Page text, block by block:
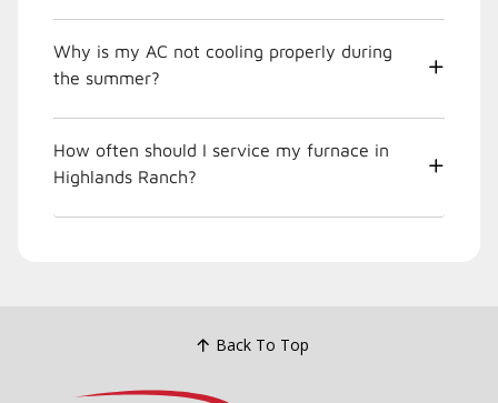
Why is my AC not cooling properly during
the summer?
How often should I service my furnace in
Highlands Ranch?
Back To Top